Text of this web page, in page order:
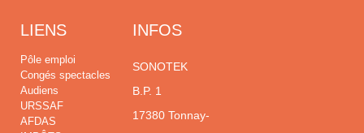
LIENS
Pôle emploi
Congés spectacles
Audiens
URSSAF
AFDAS
INFOS
SONOTEK
B.P. 1
17380 Tonnay-